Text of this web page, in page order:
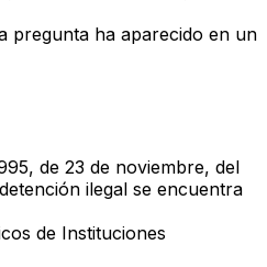
pregunta ha aparecido en un
de 23 de noviembre, del
ilegal se encuentra
de Instituciones